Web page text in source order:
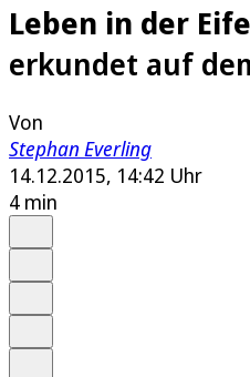
Leben in der
erkundet auf
Von
Stephan Everling
14.12.2015, 14:42 Uhr
4 min